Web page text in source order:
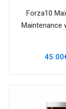
Forza10
Maintenance